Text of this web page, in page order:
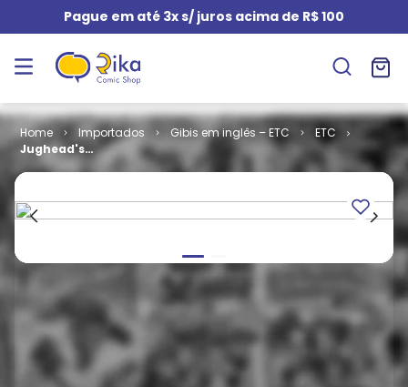
Pague em até 3x s/ juros acima de R$ 100
Importados Gibis em inglês – ETC
ETC
Jughead's
Jokes # 53